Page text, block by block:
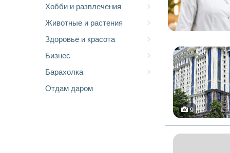
Хобби и развлечения
Животные и растения
Здоровье и красота
Бизнес
Барахолка
Отдам даром
9